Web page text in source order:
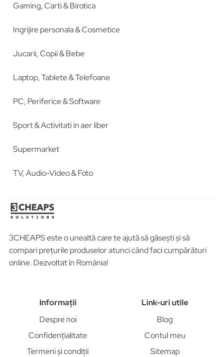
Gaming, Carti & Birotica
Ingrijire personala & Cosmetice
Jucarii, Copii & Bebe
Laptop, Tablete & Telefoane
PC, Periferice & Software
Sport & Activitati in aer liber
Supermarket
TV, Audio-Video & Foto
3CHEAPS este o unealtă care te ajută să găsești și să
compari prețurile produselor atunci când faci cumpărături
online. Dezvoltat în România!
Informații
Despre noi
Confidențialitate
Termeni și condiții
Link-uri utile
Blog
Contul meu
Sitemap